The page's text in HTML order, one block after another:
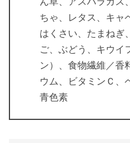
ちゃ、レタス、キャ
はくさい、たまねぎ
ご、ぶどう、キウイ
ン）、食物繊維／香
ウム、ビタミンＣ、
青色素